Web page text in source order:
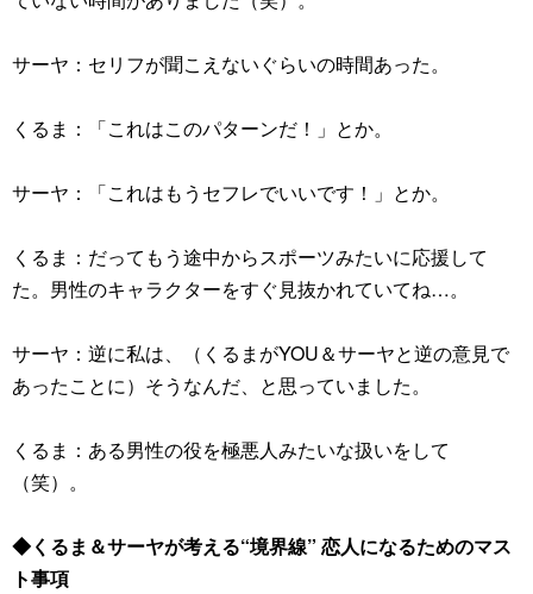
サーヤ：セリフが聞こえないぐらいの時間あった。
くるま：「これはこのパターンだ！」とか。
サーヤ：「これはもうセフレでいいです！」とか。
くるま：だってもう途中からスポーツみたいに応援して
た。男性のキャラクターをすぐ見抜かれていてね…。
サーヤ：逆に私は、（くるまがYOU＆サーヤと逆の意見で
あったことに）そうなんだ、と思っていました。
くるま：ある男性の役を極悪人みたいな扱いをして
（笑）。
◆くるま＆サーヤが考える“境界線” 恋人になるためのマス
ト事項